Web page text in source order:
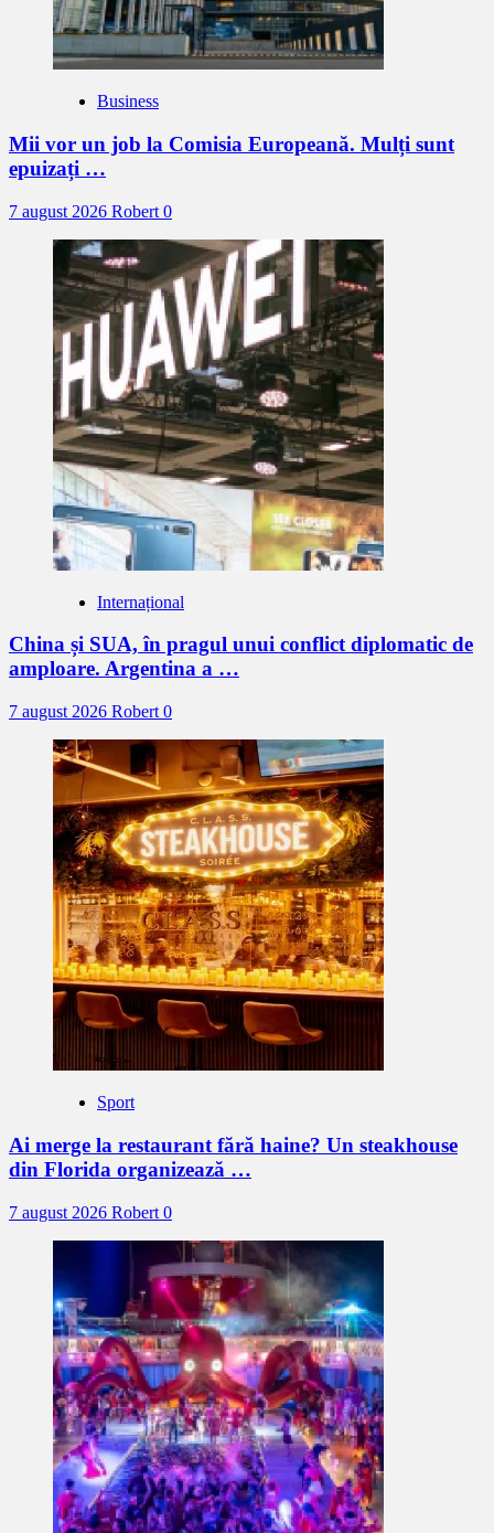
Business
Mii vor un job la Comisia Europeană. Mulți sunt
epuizați …
7 august 2026 Robert 0
Internațional
China și SUA, în pragul unui conflict diplomatic de
amploare. Argentina a …
7 august 2026 Robert 0
Sport
Ai merge la restaurant fără haine? Un steakhouse
din Florida organizează …
7 august 2026 Robert 0